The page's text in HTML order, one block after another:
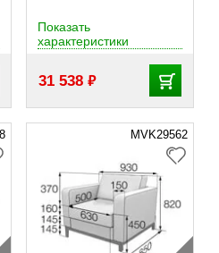
31 538 ₽
Показать
характеристики
MVK29562